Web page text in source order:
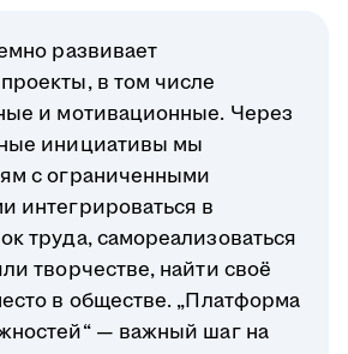
развивает
в том числе
и мотивационные. Через
инициативы мы
с ограниченными
интегрироваться в
труда, самореализоваться
творчестве, найти своё
в обществе. „Платформа
— важный шаг на